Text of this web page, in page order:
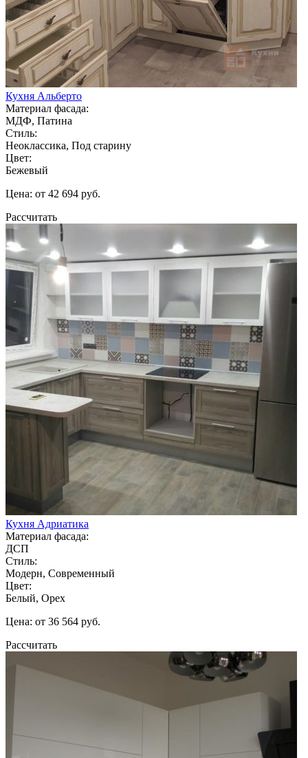
Кухня Альберто
Материал фасада:
МДФ, Патина
Стиль:
Неоклассика, Под старину
Цвет:
Бежевый
Цена: от 42 694 руб.
Рассчитать
Кухня Адриатика
Материал фасада:
ДСП
Стиль:
Модерн, Современный
Цвет:
Белый, Орех
Цена: от 36 564 руб.
Рассчитать